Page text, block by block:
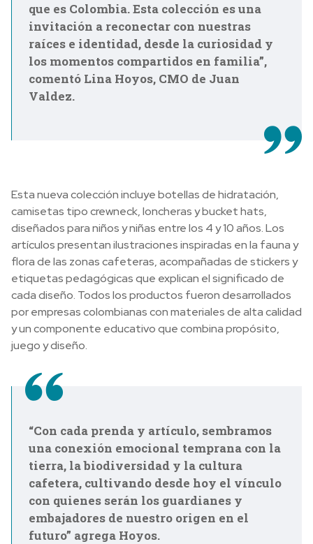
que es Colombia. Esta colección es una
invitación a reconectar con nuestras
raíces e identidad, desde la curiosidad y
los momentos compartidos en familia”,
comentó Lina Hoyos, CMO de Juan
Valdez.
Esta nueva colección incluye botellas de hidratación,
camisetas tipo crewneck, loncheras y bucket hats,
diseñados para niños y niñas entre los 4 y 10 años. Los
artículos presentan ilustraciones inspiradas en la fauna y
flora de las zonas cafeteras, acompañadas de stickers y
etiquetas pedagógicas que explican el significado de
cada diseño. Todos los productos fueron desarrollados
por empresas colombianas con materiales de alta calidad
y un componente educativo que combina propósito,
juego y diseño.
“Con cada prenda y artículo, sembramos
una conexión emocional temprana con la
tierra, la biodiversidad y la cultura
cafetera, cultivando desde hoy el vínculo
con quienes serán los guardianes y
embajadores de nuestro origen en el
futuro” agrega Hoyos.